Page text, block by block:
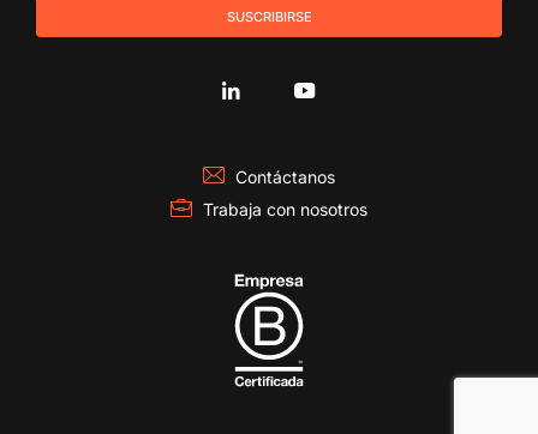
suscribirse
Contáctanos
Trabaja con nosotros